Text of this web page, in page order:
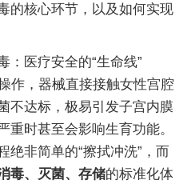
的核心环节，以及如何实现
：医疗安全的“生命线”
作，器械直接接触女性宫腔
不达标，极易引发子宫内膜
重时甚至会影响生育功能。
绝非简单的“擦拭冲洗”，而
毒、灭菌、存储的标准化体